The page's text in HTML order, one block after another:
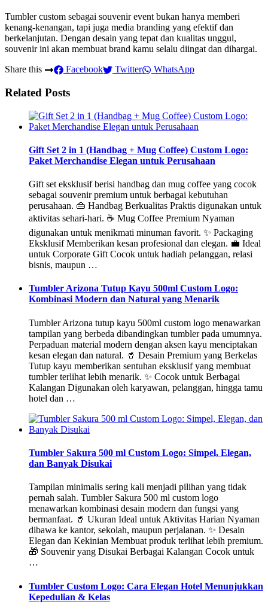
Tumbler custom sebagai souvenir event bukan hanya memberi
kenang-kenangan, tapi juga media branding yang efektif dan
berkelanjutan. Dengan desain yang tepat dan kualitas unggul,
souvenir ini akan membuat brand kamu selalu diingat dan dihargai.
Share this
Facebook Twitter WhatsApp
Related Posts
Gift Set 2 in 1 (Handbag + Mug Coffee) Custom Logo:
Paket Merchandise Elegan untuk Perusahaan
Gift set eksklusif berisi handbag dan mug coffee yang cocok
sebagai souvenir premium untuk berbagai kebutuhan
perusahaan. 👜 Handbag Berkualitas Praktis digunakan untuk
aktivitas sehari-hari. ☕ Mug Coffee Premium Nyaman
digunakan untuk menikmati minuman favorit. ✨ Packaging
Eksklusif Memberikan kesan profesional dan elegan. 💼 Ideal
untuk Corporate Gift Cocok untuk hadiah pelanggan, relasi
bisnis, maupun …
Tumbler Arizona Tutup Kayu 500ml Custom Logo:
Kombinasi Modern dan Natural yang Menarik
Tumbler Arizona tutup kayu 500ml custom logo menawarkan
tampilan yang berbeda dibandingkan tumbler pada umumnya.
Perpaduan material modern dengan aksen kayu menciptakan
kesan elegan dan natural. 🥤 Desain Premium yang Berkelas
Tutup kayu memberikan sentuhan eksklusif yang membuat
tumbler terlihat lebih menarik. ✨ Cocok untuk Berbagai
Kalangan Digunakan oleh karyawan, pelanggan, hingga tamu
hotel dan …
Tumbler Sakura 500 ml Custom Logo: Simpel, Elegan,
dan Banyak Disukai
Tampilan minimalis sering kali menjadi pilihan yang tidak
pernah salah. Tumbler Sakura 500 ml custom logo
menawarkan kombinasi desain modern dan fungsi yang
bermanfaat. 🥤 Ukuran Ideal untuk Aktivitas Harian Nyaman
dibawa ke kantor, sekolah, maupun perjalanan. ✨ Desain
Elegan dan Kekinian Membuat produk terlihat lebih premium.
🎁 Souvenir yang Disukai Berbagai Kalangan Cocok untuk
…
Tumbler Custom Logo: Cara Elegan Hotel Menunjukkan
Kepedulian & Kelas